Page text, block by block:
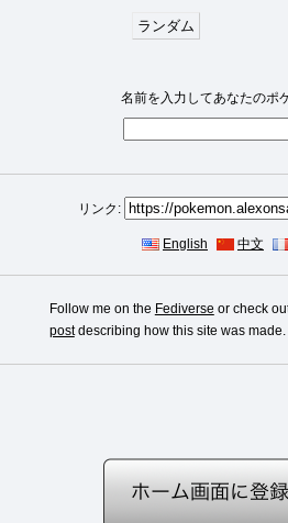
ランダム
名前を入力してあなたのポ
リンク:
English 中文
Follow me on the Fediverse or check
postdescribing how this site was made.